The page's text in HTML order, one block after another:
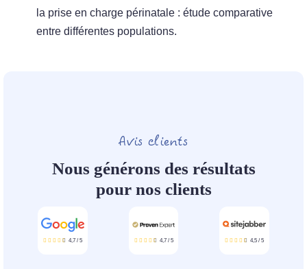
la prise en charge périnatale : étude comparative
entre différentes populations.
Avis clients
Nous générons des résultats
pour nos clients
4,7/ 5 4,7/ 5 4,5 /5